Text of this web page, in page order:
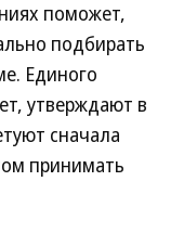
поможет,
подбирать
Единого
утверждают в
сначала
принимать